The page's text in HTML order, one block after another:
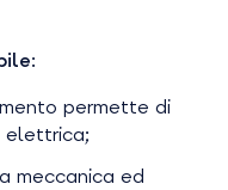
:
permette di
elettrica;
meccanica ed